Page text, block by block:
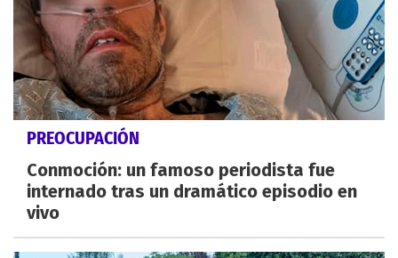
PREOCUPACIÓN
Conmoción: un famoso periodista fue
internado tras un dramático episodio en
vivo